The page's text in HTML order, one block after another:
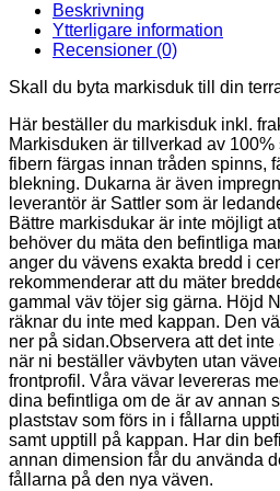
Beskrivning
Ytterligare information
Recensioner (0)
Skall du byta markisduk till din
Här beställer du markisduk inkl.
Markisduken är tillverkad av
fibern färgas innan tråden spinns,
blekning. Dukarna är även
leverantör är Sattler som är
Bättre markisdukar är inte möjligt
behöver du mäta den befintliga
anger du vävens exakta bredd i
rekommenderar att du mäter
gammal väv töjer sig gärna. Höjd
räknar du inte med kappan. Den
ner på sidan.Observera att det
när ni beställer vävbyten utan
frontprofil. Våra vävar levereras
dina befintliga om de är av annan
plaststav som förs in i fållarna
samt upptill på kappan. Har din
annan dimension får du använda
fållarna på den nya väven.